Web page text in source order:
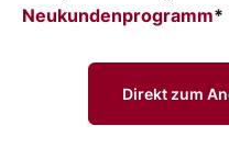
Neukundenprogramm*
Direkt zum